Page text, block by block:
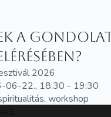
a
2026
06-22., 18:30 - 19:30
workshop